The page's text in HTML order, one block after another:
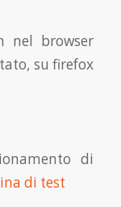
nel browser
su firefox
di
di test